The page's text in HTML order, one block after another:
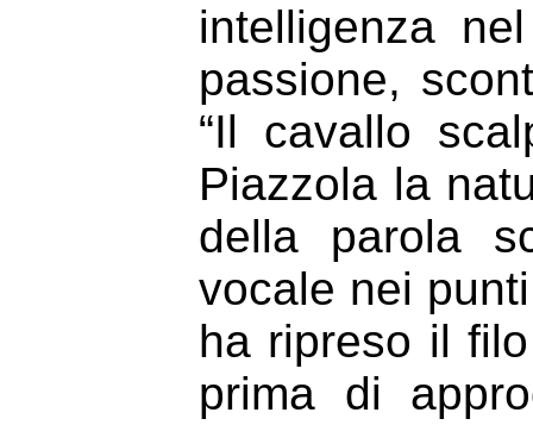
intelligenza
passione,
“Il cavallo
Piazzola la
della parola
vocale nei
ha ripreso il
prima di